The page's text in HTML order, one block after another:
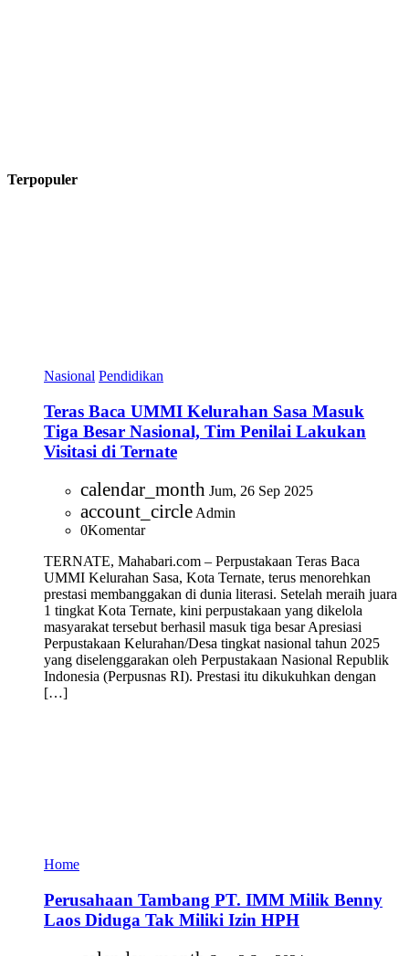
Terpopuler
Nasional Pendidikan
Teras Baca UMMI Kelurahan Sasa Masuk
Tiga Besar Nasional, Tim Penilai Lakukan
Visitasi di Ternate
calendar_month Jum, 26 Sep 2025
account_circle Admin
0Komentar
TERNATE, Mahabari.com – Perpustakaan Teras Baca
UMMI Kelurahan Sasa, Kota Ternate, terus menorehkan
prestasi membanggakan di dunia literasi. Setelah meraih juara
1 tingkat Kota Ternate, kini perpustakaan yang dikelola
masyarakat tersebut berhasil masuk tiga besar Apresiasi
Perpustakaan Kelurahan/Desa tingkat nasional tahun 2025
yang diselenggarakan oleh Perpustakaan Nasional Republik
Indonesia (Perpusnas RI). Prestasi itu dikukuhkan dengan
[…]
Home
Perusahaan Tambang PT. IMM Milik Benny
Laos Diduga Tak Miliki Izin HPH